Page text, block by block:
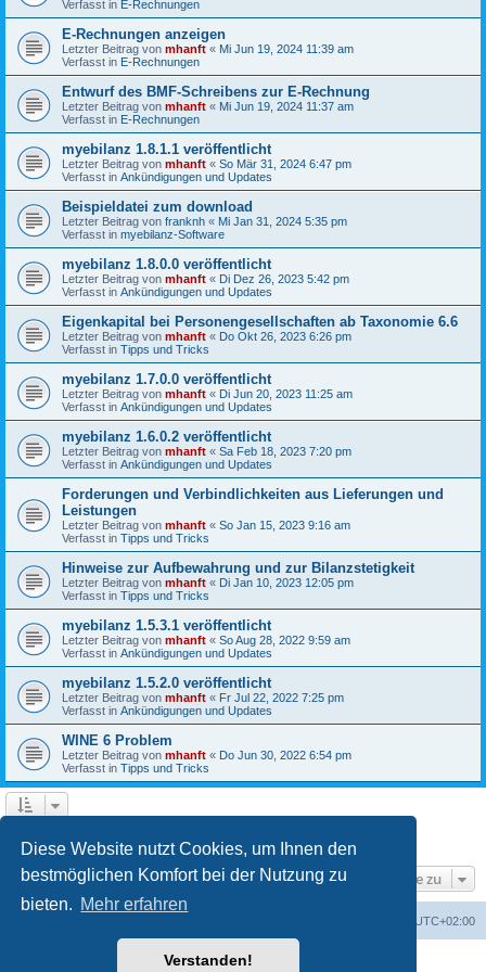
Diese Website nutzt Cookies, um Ihnen den
bestmöglichen Komfort bei der Nutzung zu
bieten. Mehr erfahren
Verstanden!
Verfasst in E-Rechnungen
E-Rechnungen anzeigen
Letzter Beitrag von mhanft « Mi Jun 19, 2024 11:39 am
Verfasst in E-Rechnungen
Entwurf des BMF-Schreibens zur E-Rechnung
Letzter Beitrag von mhanft « Mi Jun 19, 2024 11:37 am
Verfasst in E-Rechnungen
myebilanz 1.8.1.1 veröffentlicht
Letzter Beitrag von mhanft « So Mär 31, 2024 6:47 pm
Verfasst in Ankündigungen und Updates
Beispieldatei zum download
Letzter Beitrag von franknh « Mi Jan 31, 2024 5:35 pm
Verfasst in myebilanz-Software
myebilanz 1.8.0.0 veröffentlicht
Letzter Beitrag von mhanft « Di Dez 26, 2023 5:42 pm
Verfasst in Ankündigungen und Updates
Eigenkapital bei Personengesellschaften ab Taxonomie 6.6
Letzter Beitrag von mhanft « Do Okt 26, 2023 6:26 pm
Verfasst in Tipps und Tricks
myebilanz 1.7.0.0 veröffentlicht
Letzter Beitrag von mhanft « Di Jun 20, 2023 11:25 am
Verfasst in Ankündigungen und Updates
myebilanz 1.6.0.2 veröffentlicht
Letzter Beitrag von mhanft « Sa Feb 18, 2023 7:20 pm
Verfasst in Ankündigungen und Updates
Forderungen und Verbindlichkeiten aus Lieferungen und
Leistungen
Letzter Beitrag von mhanft « So Jan 15, 2023 9:16 am
Verfasst in Tipps und Tricks
Hinweise zur Aufbewahrung und zur Bilanzstetigkeit
Letzter Beitrag von mhanft « Di Jan 10, 2023 12:05 pm
Verfasst in Tipps und Tricks
myebilanz 1.5.3.1 veröffentlicht
Letzter Beitrag von mhanft « So Aug 28, 2022 9:59 am
Verfasst in Ankündigungen und Updates
myebilanz 1.5.2.0 veröffentlicht
Letzter Beitrag von mhanft « Fr Jul 22, 2022 7:25 pm
Verfasst in Ankündigungen und Updates
WINE 6 Problem
Letzter Beitrag von mhanft « Do Jun 30, 2022 6:54 pm
Verfasst in Tipps und Tricks
Gehe zu
UTC+02:00
Powered byphpBB® Forum Software © phpBB Limited